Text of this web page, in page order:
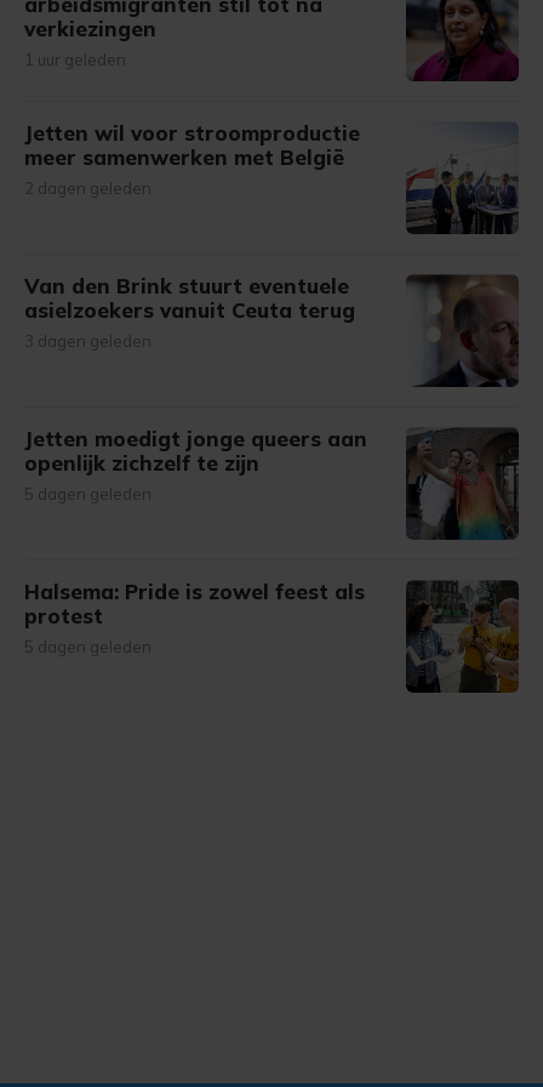
verkiezingen
1 uur geleden
Jetten wil voor stroomproductie
meer samenwerken met België
2 dagen geleden
Van den Brink stuurt eventuele
asielzoekers vanuit Ceuta terug
3 dagen geleden
Jetten moedigt jonge queers aan
openlijk zichzelf te zijn
5 dagen geleden
Halsema: Pride is zowel feest als
protest
5 dagen geleden